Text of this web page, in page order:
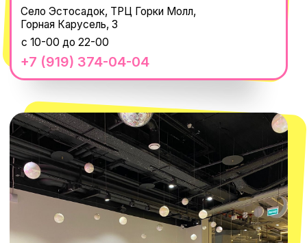
Обмен и возврат
Доставка и оплата
ПОКУПАТЕЛЯМ
Новости
Нажимая "Подписаться", вы соглашаетесь с Политикой обработки
персональных данных
сообщений
ПОДПИСАТЬСЯ
@MACROCOSM_STORE
MACROCOSM
300 000+ подписчиков
14'000+ подписчиков в нашем Telegram-
канале